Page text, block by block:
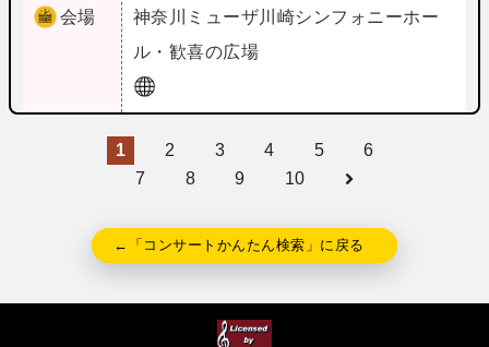
会場 神奈川
ミューザ川崎シンフォニーホー
ル・歓喜の広場
1 2 3 4 5
6
7
8 9 10
←「コンサートかんたん検索」に戻る